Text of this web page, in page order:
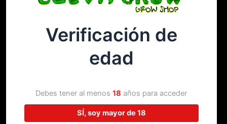
¡Disculpa este desastre! Estamos
trabajando en algo increíble,
¡vuelve pronto!
Verificación de
edad
Debes tener al menos18 años para acceder
SÍ, soy mayor de 18